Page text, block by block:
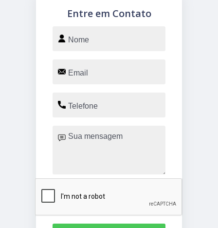
Entre em Contato